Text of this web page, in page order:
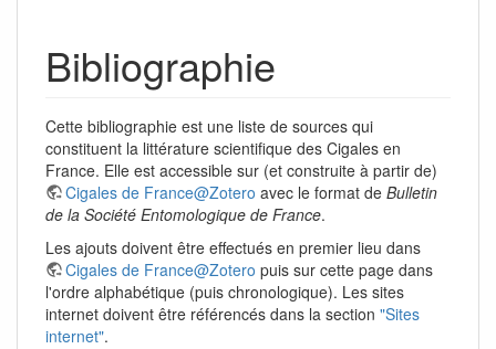
Bibliographie
Cette bibliographie est une liste de sources qui
constituent la littérature scientifique des Cigales en
France. Elle est accessible sur (et construite à partir de)
Cigales de France@Zotero avec le format de Bulletin
de la Société Entomologique de France.
Les ajouts doivent être effectués en premier lieu dans
Cigales de France@Zotero puis sur cette page dans
l'ordre alphabétique (puis chronologique). Les sites
internet doivent être référencés dans la section "Sites
internet".